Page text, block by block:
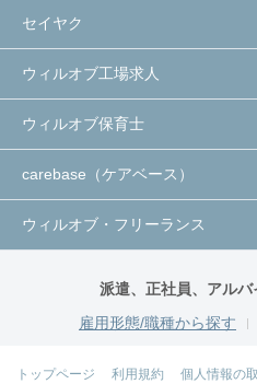
セイヤク
ウィルオブ工場求人
ウィルオブ保育士
carebase（ケアベース）
ウィルオブ・フリーランス
派遣、正社員、アル
雇用形態/職種から探す
トップページ 利用規約 個人情報の